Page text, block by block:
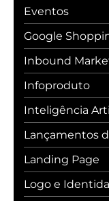
Eventos
Google
Inbound
Infoproduto
Inteligência
Lançamentos
Landing Page
Logo e